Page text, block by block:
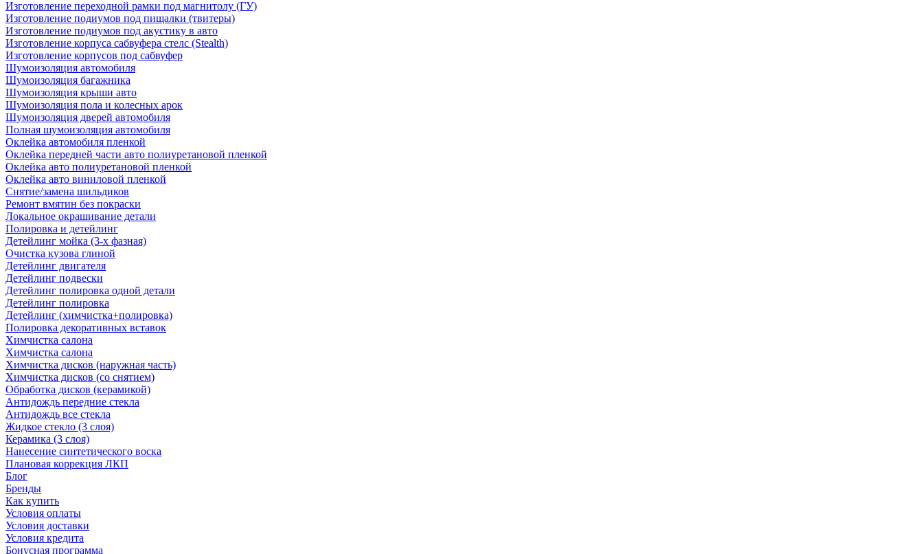
Изготовление переходной рамки под магнитолу (ГУ)
Изготовление подиумов под пищалки (твитеры)
Изготовление подиумов под акустику в авто
Изготовление корпуса сабвуфера стелс (Stealth)
Изготовление корпусов под сабвуфер
Шумоизоляция автомобиля
Шумоизоляция багажника
Шумоизоляция крыши авто
Шумоизоляция пола и колесных арок
Шумоизоляция дверей автомобиля
Полная шумоизоляция автомобиля
Оклейка автомобиля пленкой
Оклейка передней части авто полиуретановой пленкой
Оклейка авто полиуретановой пленкой
Оклейка авто виниловой пленкой
Снятие/замена шильдиков
Ремонт вмятин без покраски
Локальное окрашивание детали
Полировка и детейлинг
Детейлинг мойка (3-х фазная)
Очистка кузова глиной
Детейлинг двигателя
Детейлинг подвески
Детейлинг полировка одной детали
Детейлинг полировка
Детейлинг (химчистка+полировка)
Полировка декоративных вставок
Химчистка салона
Химчистка салона
Химчистка дисков (наружная часть)
Химчистка дисков (со снятием)
Обработка дисков (керамикой)
Антидождь передние стекла
Антидождь все стекла
Жидкое стекло (3 слоя)
Керамика (3 слоя)
Нанесение синтетического воска
Плановая коррекция ЛКП
Блог
Бренды
Как купить
Условия оплаты
Условия доставки
Условия кредита
Бонусная программа